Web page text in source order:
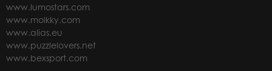
www.lumostars.com
www.molkky.com
www.alias.eu
www.puzzlelovers.net
www.bexsport.com